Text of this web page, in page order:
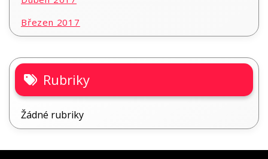
Březen 2017
Rubriky
Žádné rubriky